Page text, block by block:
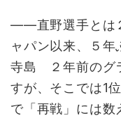
――直野選手とは
ャパン以来、５年
寺島 ２年前のグ
すが、そこでは1
で「再戦」には数